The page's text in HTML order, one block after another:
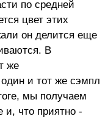
по средней
цвет этих
он делится еще
В
же
и тот же сэмпл
мы получаем
и, что приятно -